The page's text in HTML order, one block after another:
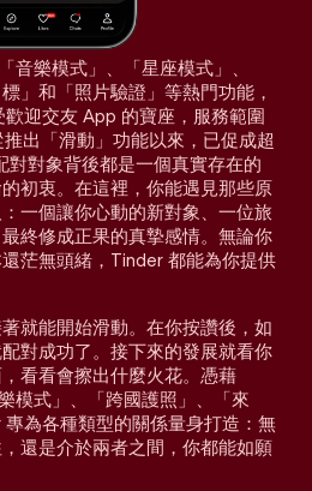
音樂模式」、「星座模式」、
」和「照片驗證」等熱門功能，
迎交友 App 的寶座，服務範圍
出「滑動」功能以來，已促成超
對象背後都是一個真實存在的
初衷。在這裡，你能遇見那些原
一個讓你心動的新對象、一位旅
終修成正果的真摯感情。無論你
茫無頭緒，Tinder 都能為你提供
就能開始滑動。在你按讚後，如
對成功了。接下來的發展就看你
看看會擦出什麼火花。憑藉
模式」、「跨國護照」、「來
為各種類型的關係量身打造：無
還是介於兩者之間，你都能如願